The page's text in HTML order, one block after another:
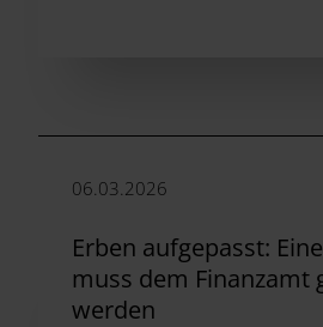
06.03.2026
Erben aufgepasst:
muss dem Finanzamt
werden